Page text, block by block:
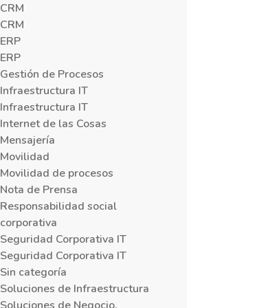
CRM
CRM
ERP
ERP
Gestión de Procesos
Infraestructura IT
Infraestructura IT
Internet de las Cosas
Mensajería
Movilidad
Movilidad de procesos
Nota de Prensa
Responsabilidad social
corporativa
Seguridad Corporativa IT
Seguridad Corporativa IT
Sin categoría
Soluciones de Infraestructura